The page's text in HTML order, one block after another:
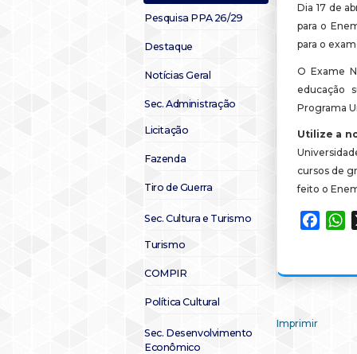
Pesquisa PPA 26/29
Destaque
Notícias Geral
Sec. Administração
Licitação
Fazenda
Tiro de Guerra
Sec. Cultura e Turismo
Turismo
COMPIR
Política Cultural
Sec. Desenvolvimento
Econômico
Dia 17 de
para o
para o
O Exame
educação
Programa
Utilize a
cursos de
feito o
Imprimir